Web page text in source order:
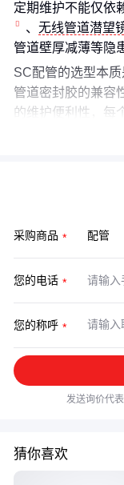
定期维护不能仅依
、 无线管道潜望
管道壁厚减薄等隐
SC配管的选型本
管道密封胶的兼容
的维护便利性，每
采购商品
您的电话
您的称呼
发送询价代
猜你喜欢